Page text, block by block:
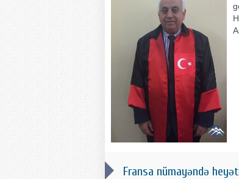
Fransa nümayəndə